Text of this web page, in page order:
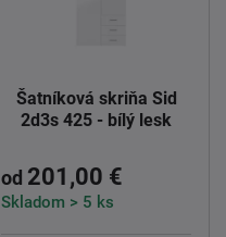
Šatníková skriňa Sid
2d3s 425 - bílý lesk
od 201,00 €
Skladom > 5 ks